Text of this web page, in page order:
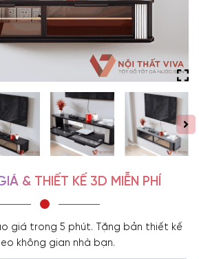
& THIẾT KẾ 3D MIỄN PHÍ
giá trong 5 phút. Tặng bản thiết kế
không gian nhà bạn.